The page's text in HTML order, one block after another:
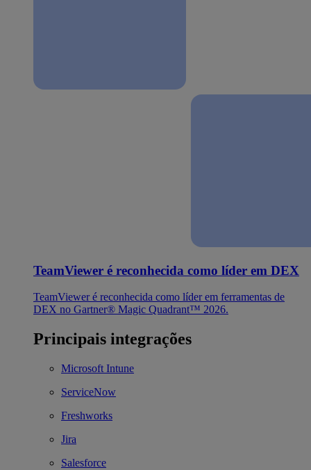
TeamViewer é reconhecida como líder em DEX
TeamViewer é reconhecida como líder em ferramentas de
DEX no Gartner® Magic Quadrant™ 2026.
Principais integrações
Microsoft Intune
ServiceNow
Freshworks
Jira
Salesforce